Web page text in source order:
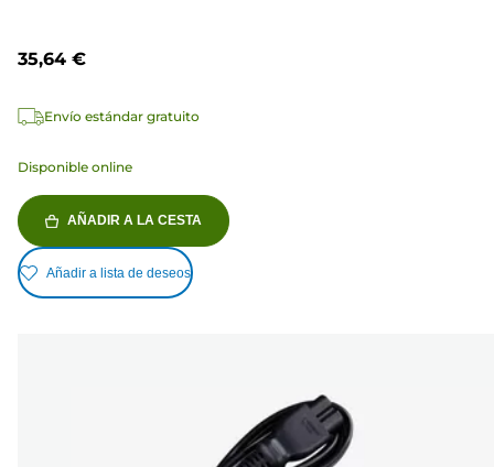
35,64 €
Envío estándar gratuito
Disponible online
AÑADIR A LA CESTA
Añadir a lista de deseos